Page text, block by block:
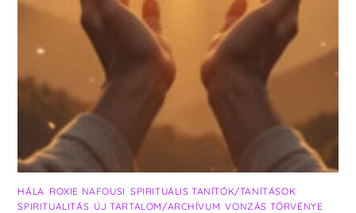
HÁLA ROXIE NAFOUSI SPIRITUÁLIS TANÍTÓK/TANÍTÁSOK
SPIRITUALITÁS ÚJ TARTALOM/ARCHÍVUM ,VONZÁS TÖRVÉNYE